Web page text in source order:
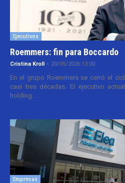
Ejecutivos
Roemmers: fin para Boccardo
Cristina Kroll - 20/05/2026 13:00
En el grupo Roemmers se cerró el
casi tres décadas. El ejecutivo
holding...
Empresas